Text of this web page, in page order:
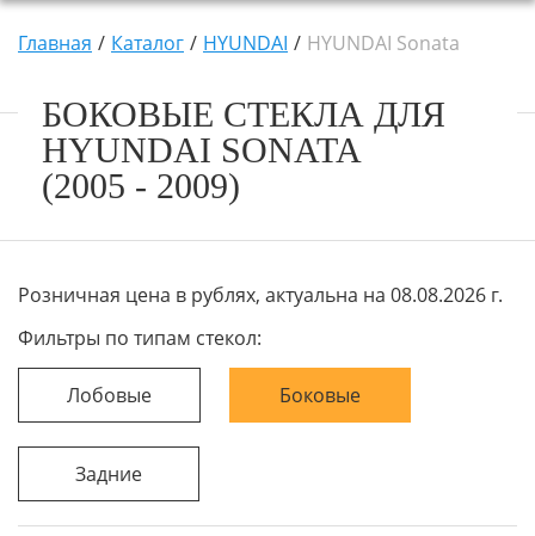
Главная Каталог HYUNDAI HYUNDAI Sonata
БОКОВЫЕ СТЕКЛА ДЛЯ
HYUNDAI SONATA
(2005 - 2009)
Розничная цена в рублях, актуальна на 08.08.2026 г.
Фильтры по типам стекол:
Лобовые Боковые
Задние